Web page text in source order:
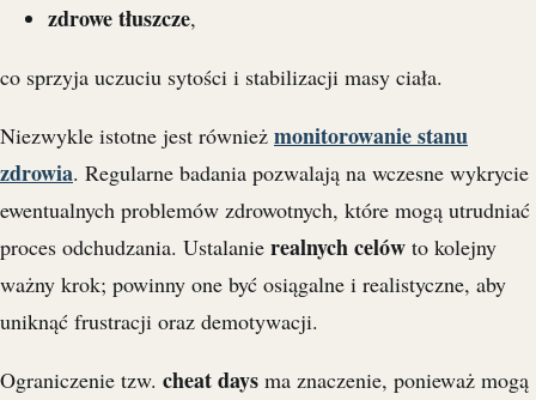
zdrowe tłuszcze,
co sprzyja uczuciu sytości i stabilizacji masy ciała.
Niezwykle istotne jest również monitorowanie stanu
zdrowia. Regularne badania pozwalają na wczesne wykrycie
ewentualnych problemów zdrowotnych, które mogą utrudniać
proces odchudzania. Ustalanie realnych celów to kolejny
ważny krok; powinny one być osiągalne i realistyczne, aby
uniknąć frustracji oraz demotywacji.
Ograniczenie tzw. cheat days ma znaczenie, ponieważ mogą